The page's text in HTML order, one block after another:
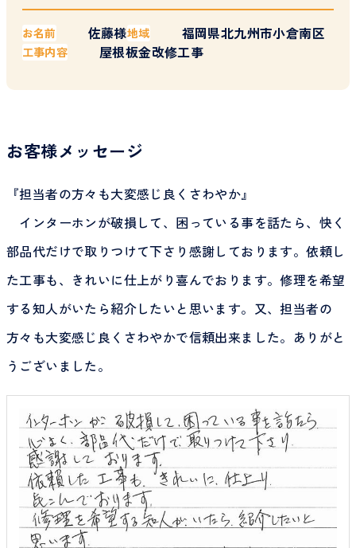
お名前 佐藤様地域 福岡県北九州市小倉南区
工事内容 屋根板金改修工事
お客様メッセージ
『担当者の方々も大変感じ良くさわやか』
インターホンが破損して、困っている事を話たら、快く
部品代だけで取りつけて下さり感謝しております。依頼し
た工事も、きれいに仕上がり喜んでおります。修理を希望
する知人がいたら紹介したいと思います。又、担当者の
方々も大変感じ良くさわやかで信頼出来ました。ありがと
うございました。